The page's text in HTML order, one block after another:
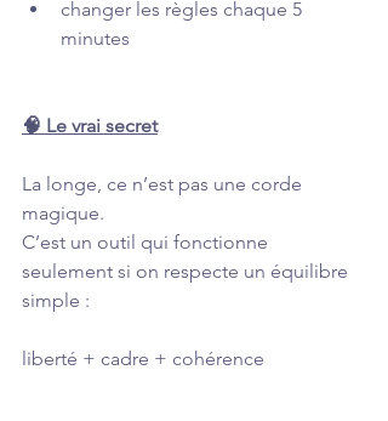
changer les règles chaque 5
minutes
🧠 Le vrai secret
La longe, ce n’est pas une corde
magique.
C’est un outil qui fonctionne
seulement si on respecte un équilibre
simple :
liberté + cadre + cohérence